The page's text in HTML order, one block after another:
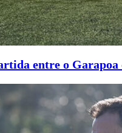
entre o Garapoa